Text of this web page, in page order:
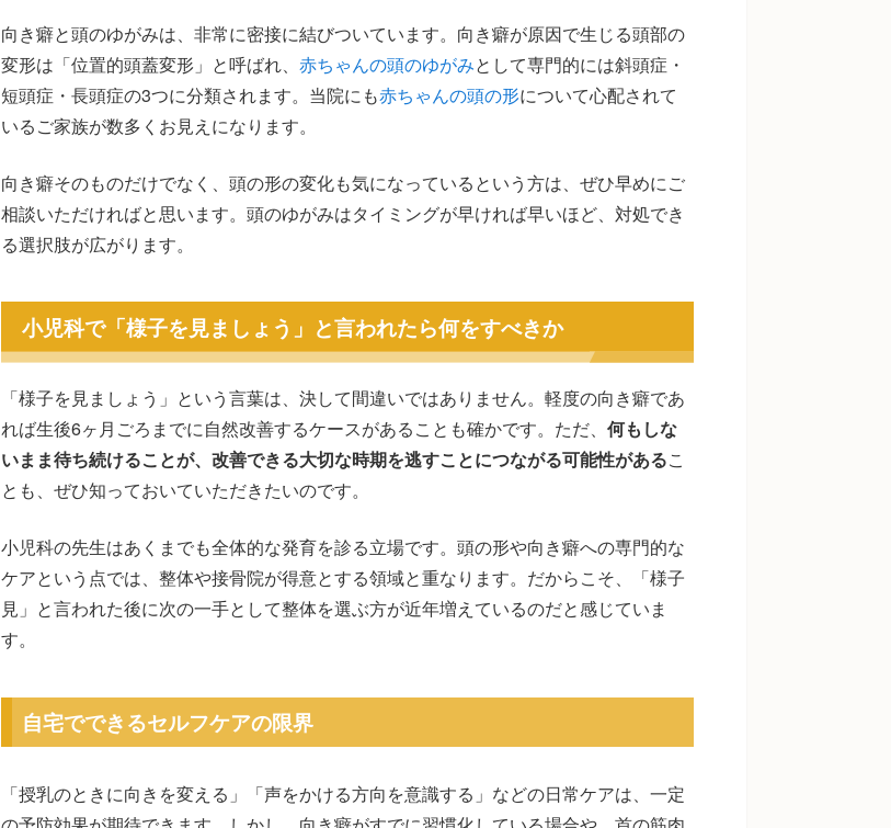
向き癖と頭のゆがみは、非常に密接に結びついています。向き癖が原因で生じる頭部の
変形は「位置的頭蓋変形」と呼ばれ、 赤ちゃんの頭のゆがみとして専門的には斜頭症・
短頭症・長頭症の3つに分類されます。当院にも赤ちゃんの頭の形について心配されて
いるご家族が数多くお見えになります。
向き癖そのものだけでなく、頭の形の変化も気になっているという方は、ぜひ早めにご
相談いただければと思います。頭のゆがみはタイミングが早ければ早いほど、対処でき
る選択肢が広がります。
小児科で「様子を見ましょう」と言われたら何をすべきか
「様子を見ましょう」という言葉は、決して間違いではありません。軽度の向き癖であ
れば生後6ヶ月ごろまでに自然改善するケースがあることも確かです。ただ、 何もしな
いまま待ち続けることが、改善できる大切な時期を逃すことにつながる可能性があるこ
とも、ぜひ知っておいていただきたいのです。
小児科の先生はあくまでも全体的な発育を診る立場です。頭の形や向き癖への専門的な
ケアという点では、整体や接骨院が得意とする領域と重なります。だからこそ、「様子
見」と言われた後に次の一手として整体を選ぶ方が近年増えているのだと感じていま
す。
自宅でできるセルフケアの限界
「授乳のときに向きを変える」「声をかける方向を意識する」などの日常ケアは、一定